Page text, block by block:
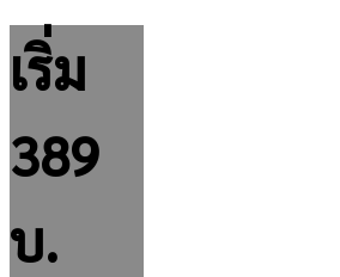
เริ่ม
389
บ.